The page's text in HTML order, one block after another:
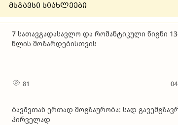
მსგავსი სიახლეები
7 სათავგადასავლო და რომანტიკული წიგნი
წლის მოზარდებისთვის
81
ბავშვთან ერთად მოგზაურობა: სად
პირველად